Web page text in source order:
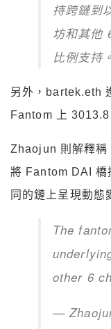
持跨鏈到
坊和其他
比例支持。
另外，bartek.eth
Fantom 上
Zhaojun 則解釋稱
將 Fantom DAI 橋
同的鏈上呈現動態
The
other 6
—